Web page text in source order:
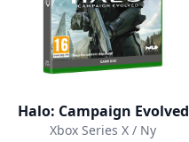
Halo: Campaign Evolved
Xbox Series X / Ny